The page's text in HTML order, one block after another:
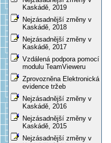
Kaskádě, 2019
Nejzásadnější změny v
Kaskádě, 2018
Nejzásadnější změny v
Kaskádě, 2017
Vzdálená podpora pomocí
modulu TeamVieweru
Zprovozněna Elektronická
evidence tržeb
Nejzásadnější změny v
Kaskádě, 2016
Nejzásadnější změny v
Kaskádě, 2015
Nejzásadnější změny v